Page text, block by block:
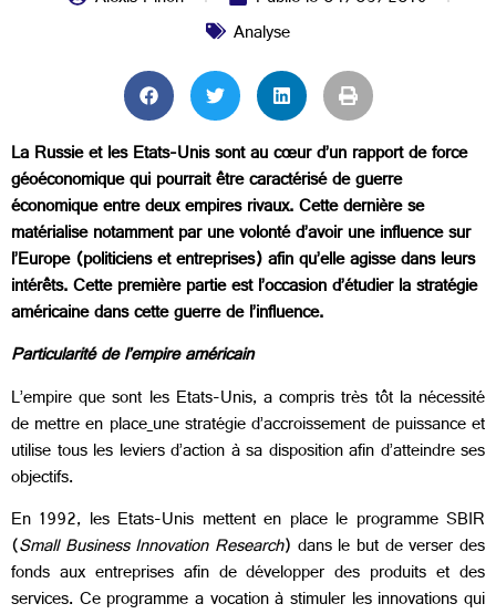
Analyse
La Russie et les Etats-Unis sont au cœur d’un rapport de force
géoéconomique qui pourrait être caractérisé de guerre
économique entre deux empires rivaux. Cette dernière se
matérialise notamment par une volonté d’avoir une influence sur
l’Europe (politiciens et entreprises) afin qu’elle agisse dans leurs
intérêts. Cette première partie est l’occasion d’étudier la stratégie
américaine dans cette guerre de l’influence.
Particularité de l’empire américain
L’empire que sont les Etats-Unis, a compris très tôt la nécessité
de mettre en placeune stratégie d’accroissement de puissance et
utilise tous les leviers d’action à sa disposition afin d’atteindre ses
objectifs.
En 1992, les Etats-Unis mettent en place le programme SBIR
(Small Business Innovation Research) dans le but de verser des
fonds aux entreprises afin de développer des produits et des
services. Ce programme a vocation à stimuler les innovations qui